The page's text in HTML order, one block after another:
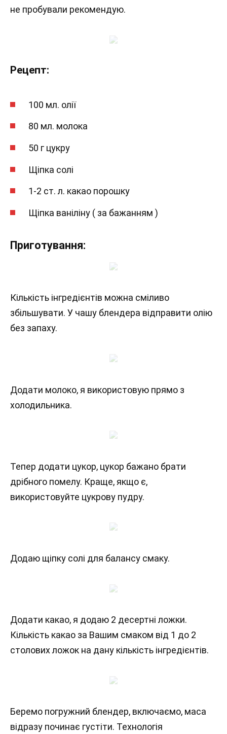
не пробували рекомендую.
Рецепт:
100 мл. олії
80 мл. молока
50 г цукру
Щіпка солі
1-2 ст. л. какао порошку
Щіпка ваніліну ( за бажанням )
Приготування:
Кількість інгредієнтів можна сміливо
збільшувати. У чашу блендера відправити олію
без запаху.
Додати молоко, я використовую прямо з
холодильника.
Тепер додати цукор, цукор бажано брати
дрібного помелу. Краще, якщо є,
використовуйте цукрову пудру.
Додаю щіпку солі для балансу смаку.
Додати какао, я додаю 2 десертні ложки.
Кількість какао за Вашим смаком від 1 до 2
столових ложок на дану кількість інгредієнтів.
Беремо погружний блендер, включаємо, маса
відразу починає густіти. Технологія